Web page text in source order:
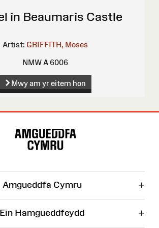
in Beaumaris Castle
Artist: GRIFFITH, Moses
NMW A 6006
Mwy am yr eitem hon
Amgueddfa Cymru +
Ein Hamgueddfeydd +